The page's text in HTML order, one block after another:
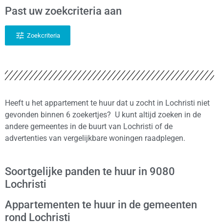
Past uw zoekcriteria aan
Zoekcriteria
Heeft u het appartement te huur dat u zocht in Lochristi niet
gevonden binnen 6 zoekertjes? U kunt altijd zoeken in de
andere gemeentes in de buurt van Lochristi of de
advertenties van vergelijkbare woningen raadplegen.
Soortgelijke panden te huur in 9080
Lochristi
Appartementen te huur in de gemeenten
rond Lochristi